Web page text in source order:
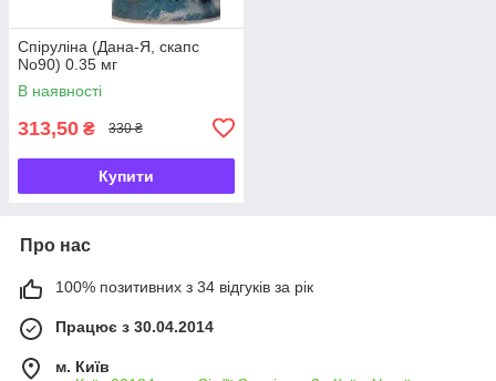
Спіруліна (Дана-Я, скапс
No90) 0.35 мг
В наявності
313,50 ₴ 330 ₴
Купити
Про нас
100% позитивних з 34 відгуків за рік
Працює з 30.04.2014
м. Київ